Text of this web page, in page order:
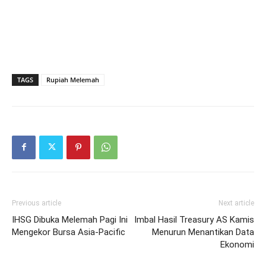
TAGS Rupiah Melemah
Previous article
IHSG Dibuka Melemah Pagi Ini
Mengekor Bursa Asia-Pacific
Next article
Imbal Hasil Treasury AS Kamis
Menurun Menantikan Data
Ekonomi